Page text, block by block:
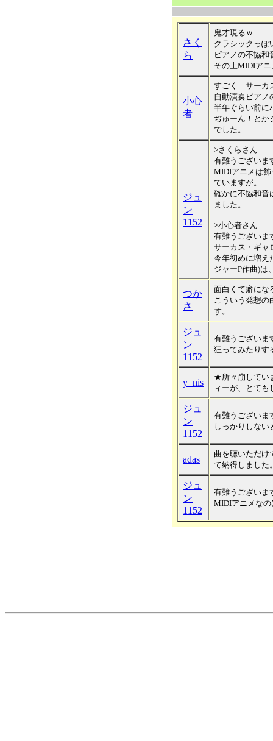
さく
ら
鬼才現るｗ
クラシックっぽ
ピアノの不協和
その上MIDIア
小心
者
すごく…サーカ
自動演奏ピアノ
半年ぐらい前に
ぢゅーん！とか
でした。
ジュ
ン
1152
>さくらさん
有難うございま
MIDIアニメは
ていますが。
確かに不協和音
ました。
>小心者さん
有難うございま
サーカス・ギャ
今年初めに増え
ジャーP作曲)は
つか
さ
面白くて癖にな
こういう発想
す。
ジュ
ン
1152
有難うございま
狂ってみたりす
y_nis
★所々崩してい
ィーが、とて
ジュ
ン
1152
有難うございま
しっかりしない
adas
曲を聴いただけ
て納得しました
ジュ
ン
1152
有難うございま
MIDIアニメな